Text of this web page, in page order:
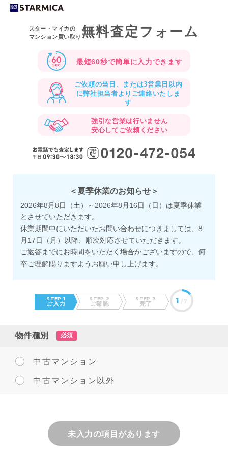
スター・マイカの
マンション買い取り 無料査定フォーム
最短60秒で簡単に入力できます
ご依頼の当日、または3営業日以内
に弊社担当者よりご連絡いたしま
す
強引な営業は行いません
安心してご依頼ください
＜夏季休業のお知らせ＞
2026年8月8日（土）～2026年8月16日（日）は夏季休業
とさせていただきます。
休業期間中にいただいたお問い合わせにつきましては、8
月17日（月）以降、順次対応させていただきます。
ご返答までにお時間をいただく場合がございますので、何
卒ご理解賜りますようお願い申し上げます。
STEP 1
ご入力
STEP 2
ご確認
STEP 3
完了 1 /7
物件種別 必須
中古マンション
中古マンション以外
未入力の項目があります